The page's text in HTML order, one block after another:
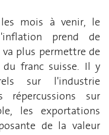
mois à venir, le
prend de
plus permettre de
du franc suisse. Il y
sur l'industrie
répercussions sur
les exportations
de la valeur